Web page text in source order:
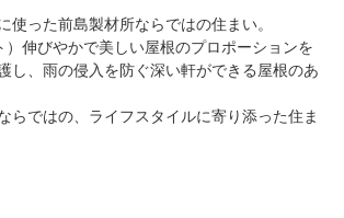
った前島製材所ならではの住まい。
伸びやかで美しい屋根のプロポーションを
し、雨の侵入を防ぐ深い軒ができる屋根のあ
らではの、ライフスタイルに寄り添った住ま